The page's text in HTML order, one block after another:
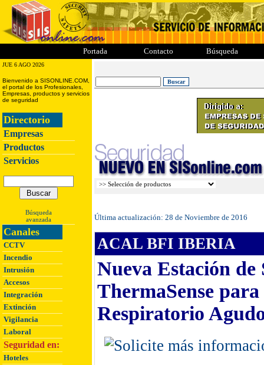
Portada Contacto Búsqueda
JUE 6 AGO 2026
Bienvenido a SISONLINE.COM,
el portal de los Profesionales,
Empresas, productos y servicios
de seguridad
Directorio
Empresas
Productos
Servicios
Búsqueda
avanzada
Canales
CCTV
Incendio
Intrusión
Accesos
Integración
Extinción
Vigilancia
Laboral
Seguridad en:
Hoteles
Última actualización: 28 de Noviembre de 2016
ACAL BFI IBERIA
Nueva Estación
ThermaSense
Respiratorio